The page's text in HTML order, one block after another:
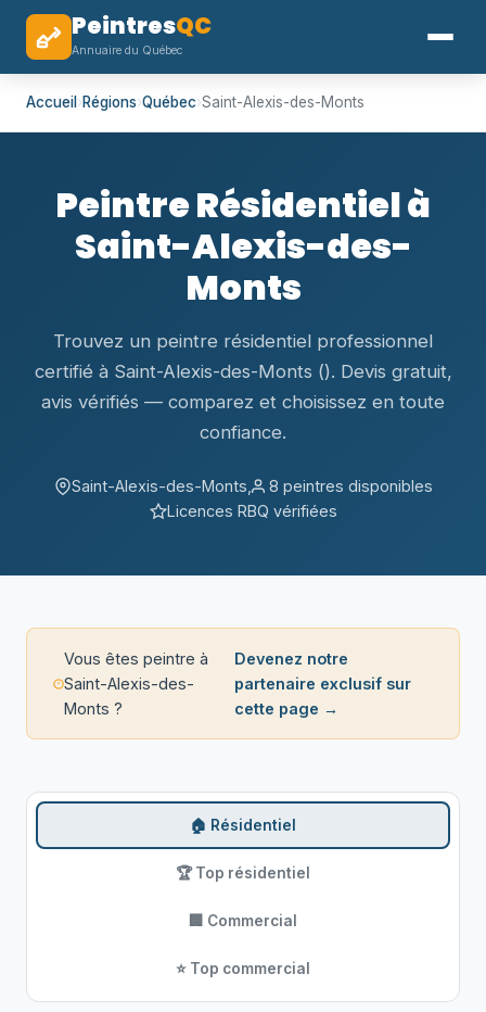
PeintresQC
Annuaire du Québec
Accueil ›Régions›Québec›Saint-Alexis-des-Monts
Peintre Résidentiel à
Saint-Alexis-des-
Monts
Trouvez un peintre résidentiel professionnel
certifié à Saint-Alexis-des-Monts (). Devis gratuit,
avis vérifiés — comparez et choisissez en toute
confiance.
Saint-Alexis-des-Monts,
8 peintres disponibles
Licences RBQ vérifiées
Vous êtes peintre à
Saint-Alexis-des-
Monts ?
Devenez notre
partenaire exclusif sur
cette page →
🏠 Résidentiel
🏆 Top résidentiel
🏢 Commercial
⭐ Top commercial